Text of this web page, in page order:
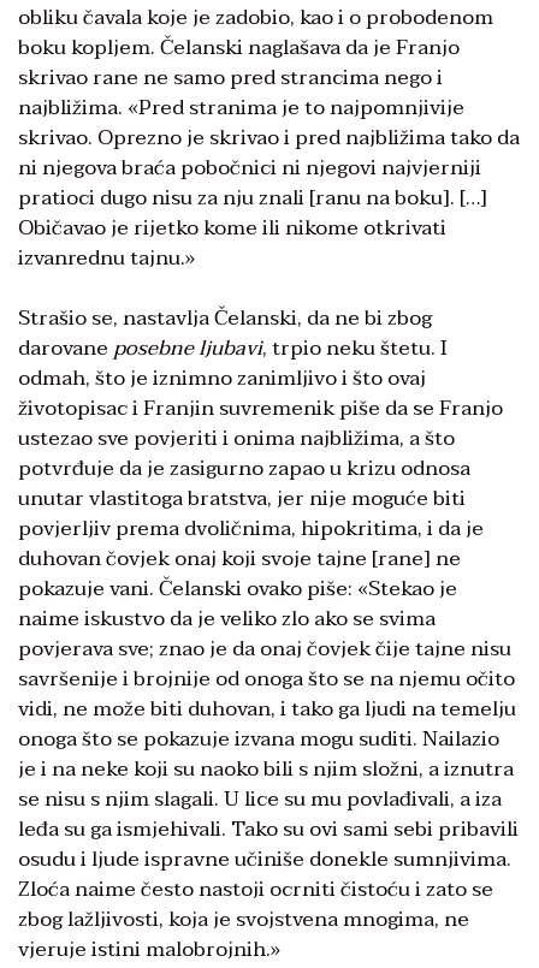
obliku čavala koje je zadobio, kao i o probodenom
boku kopljem. Čelanski naglašava da je Franjo
skrivao rane ne samo pred strancima nego i
najbližima. «Pred stranima je to najpomnjivije
skrivao. Oprezno je skrivao i pred najbližima tako da
ni njegova braća pobočnici ni njegovi najvjerniji
pratioci dugo nisu za nju znali [ranu na boku]. […]
Običavao je rijetko kome ili nikome otkrivati
izvanrednu tajnu.»
Strašio se, nastavlja Čelanski, da ne bi zbog
darovane posebne ljubavi, trpio neku štetu. I
odmah, što je iznimno zanimljivo i što ovaj
životopisac i Franjin suvremenik piše da se Franjo
ustezao sve povjeriti i onima najbližima, a što
potvrđuje da je zasigurno zapao u krizu odnosa
unutar vlastitoga bratstva, jer nije moguće biti
povjerljiv prema dvoličnima, hipokritima, i da je
duhovan čovjek onaj koji svoje tajne [rane] ne
pokazuje vani. Čelanski ovako piše: «Stekao je
naime iskustvo da je veliko zlo ako se svima
povjerava sve; znao je da onaj čovjek čije tajne nisu
savršenije i brojnije od onoga što se na njemu očito
vidi, ne može biti duhovan, i tako ga ljudi na temelju
onoga što se pokazuje izvana mogu suditi. Nailazio
je i na neke koji su naoko bili s njim složni, a iznutra
se nisu s njim slagali. U lice su mu povlađivali, a iza
leđa su ga ismjehivali. Tako su ovi sami sebi pribavili
osudu i ljude ispravne učiniše donekle sumnjivima.
Zloća naime često nastoji ocrniti čistoću i zato se
zbog lažljivosti, koja je svojstvena mnogima, ne
vjeruje istini malobrojnih.»